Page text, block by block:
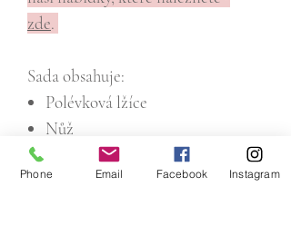
zde.
Sada obsahuje:
Polévková lžíce
Nůž
Vidlička
Čajová lžička
Phone Email Facebook Instagram